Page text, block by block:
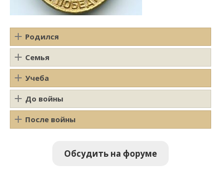
Родился
Семья
Учеба
До войны
После войны
Обсудить на форуме